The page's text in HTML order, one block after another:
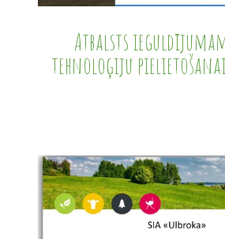
Atbalsts
tehnoloģiju